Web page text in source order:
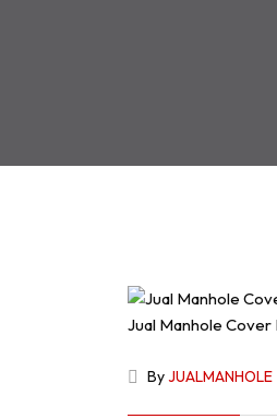
ByJUALMANHOLE